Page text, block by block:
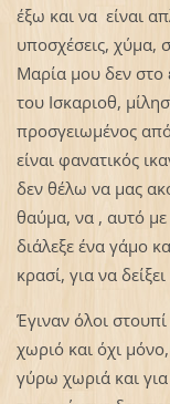
έξω και να είναι
υποσχέσεις, χύμα,
Μαρία μου δεν στο
του Ισκαριοθ,
προσγειωμένος
είναι φανατικός
δεν θέλω να μας
θαύμα, να , αυτό με
διάλεξε ένα γάμο
κρασί, για να
Έγιναν όλοι
χωριό και όχι
γύρω χωριά και για